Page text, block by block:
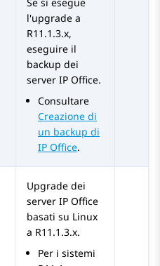
l'upgrade a
R11.1.3.x,
eseguire il
backup dei
server IP Office.
Consultare
Creazione di
un backup di
IP Office.
Upgrade dei
server IP Office
basati su Linux
a R11.1.3.x.
Per i sistemi